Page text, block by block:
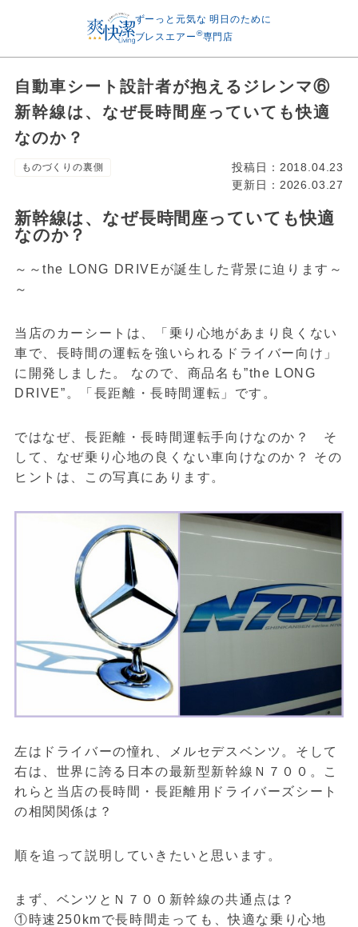
ずーっと元気な 明日のために
ブレスエアー®専門店
自動車シート設計者が抱えるジレンマ⑥
新幹線は、なぜ長時間座っていても快適
なのか？
ものづくりの裏側 投稿日： 2018.04.23
更新日： 2026.03.27
新幹線は、なぜ長時間座っていても快適
なのか？
～～the LONG DRIVEが誕生した背景に迫ります～
～
当店のカーシートは、「乗り心地があまり良くない
車で、長時間の運転を強いられるドライバー向け」
に開発しました。 なので、商品名も”the LONG
DRIVE”。「長距離・長時間運転」です。
ではなぜ、長距離・長時間運転手向けなのか？ そ
して、なぜ乗り心地の良くない車向けなのか？ その
ヒントは、この写真にあります。
左はドライバーの憧れ、メルセデスベンツ。そして
右は、世界に誇る日本の最新型新幹線Ｎ７００。こ
れらと当店の長時間・長距離用ドライバーズシート
の相関関係は？
順を追って説明していきたいと思います。
まず、ベンツとＮ７００新幹線の共通点は？
①時速250kmで長時間走っても、快適な乗り心地